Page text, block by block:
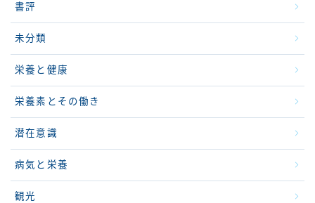
書評
未分類
栄養と健康
栄養素とその働き
潜在意識
病気と栄養
観光